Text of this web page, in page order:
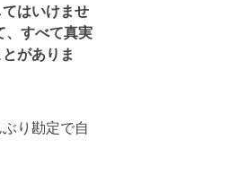
はいけませ
、すべて真実
がありま
り勘定で自